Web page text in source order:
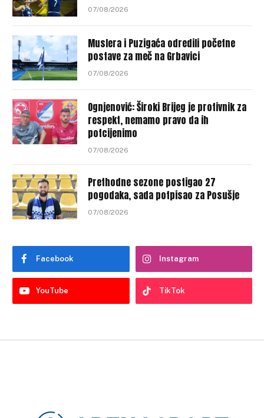
07/08/2026
Muslera i Puzigaća odredili početne
postave za meč na Grbavici
07/08/2026
Ognjenović: Široki Brijeg je protivnik za
respekt, nemamo pravo da ih
potcijenimo
07/08/2026
Prethodne sezone postigao 27
pogodaka, sada potpisao za Posušje
07/08/2026
Facebook Instagram
YouTube TikTok